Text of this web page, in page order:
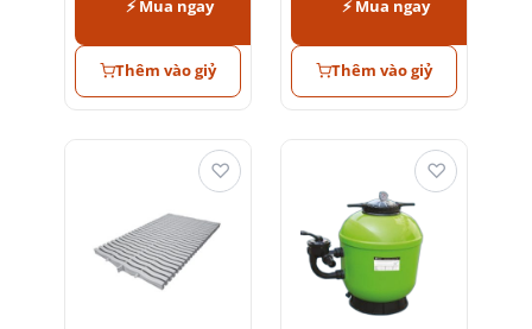
⚡ Mua ngay
Thêm vào giỷ
⚡ Mua ngay
Thêm vào giỷ
♡ ♡